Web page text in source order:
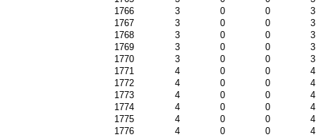
1766
3 0 0
3
1767
3 0 0
3
1768
3 0 0
3
1769
3 0 0
3
1770
3 0 0
3
1771
4 0 0
4
1772
4 0 0
4
1773
4 0 0
4
1774
4 0 0
4
1775
4 0 0
4
1776
4 0 0
4